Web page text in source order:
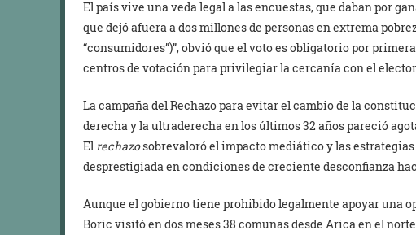
El país vive una veda legal a las encuestas, que daban por
que dejó afuera a dos millones de personas en extrema
“consumidores”)”, obvió que el voto es obligatorio por
centros de votación para privilegiar la cercanía con el
La campaña del Rechazo para evitar el cambio de la
derecha y la ultraderecha en los últimos 32 años pareció
Elrechazosobrevaloró el impacto mediático y las
desprestigiada en condiciones de creciente desconfianza
Aunque el gobierno tiene prohibido legalmente apoyar una
Boric visitó en dos meses 38 comunas desde Arica en el